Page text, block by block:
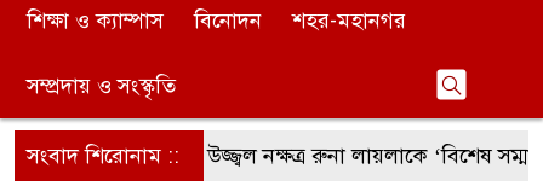
শিক্ষা ও ক্যাম্পাস বিনোদন শহর-মহানগর
সম্প্রদায় ও সংস্কৃতি
সংবাদ শিরোনাম ::
সংগীতের উজ্জ্বল নক্ষত্র রুনা লায়লাকে ‘বিশেষ সম্মাননা’ প্রদান